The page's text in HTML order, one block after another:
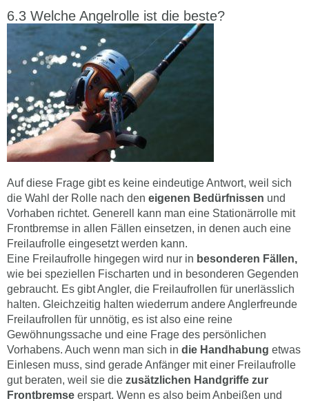
Welche Angelrolle ist die beste?
Auf diese Frage gibt es keine eindeutige Antwort, weil sich
die Wahl der Rolle nach den eigenen Bedürfnissen und
Vorhaben richtet. Generell kann man eine Stationärrolle mit
Frontbremse in allen Fällen einsetzen, in denen auch eine
Freilaufrolle eingesetzt werden kann.
Eine Freilaufrolle hingegen wird nur in besonderen Fällen,
wie bei speziellen Fischarten und in besonderen Gegenden
gebraucht. Es gibt Angler, die Freilaufrollen für unerlässlich
halten. Gleichzeitig halten wiederrum andere Anglerfreunde
Freilaufrollen für unnötig, es ist also eine reine
Gewöhnungssache und eine Frage des persönlichen
Vorhabens. Auch wenn man sich in die Handhabung etwas
Einlesen muss, sind gerade Anfänger mit einer Freilaufrolle
gut beraten, weil sie die zusätzlichen Handgriffe zur
Frontbremse erspart. Wenn es also beim Anbeißen und